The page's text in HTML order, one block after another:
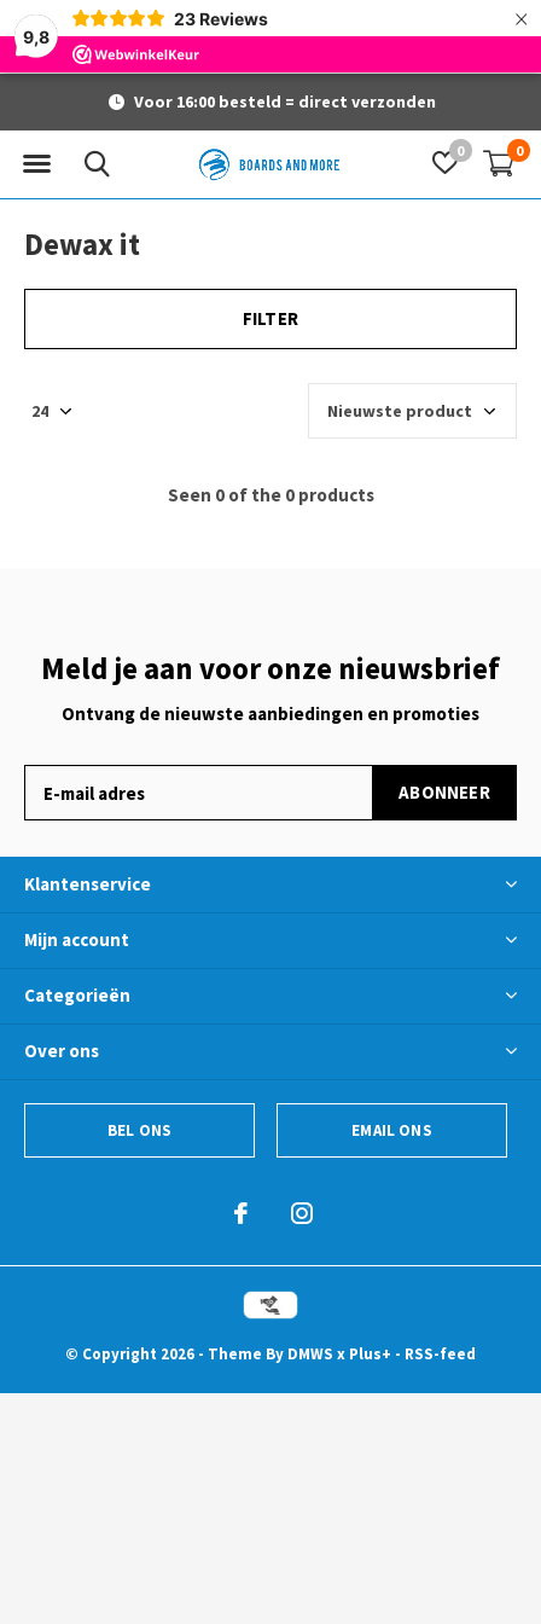
9,8
23 Reviews ×
0 0
Voor 16:00 besteld = direct verzonden
Dewax it
FILTER
Seen 0 of the 0 products
Meld je aan voor onze nieuwsbrief
Ontvang de nieuwste aanbiedingen en promoties
ABONNEER
Klantenservice
Mijn account
Categorieën
Over ons
BEL ONS EMAIL ONS
© Copyright 2026 - Theme By DMWS x Plus+ - RSS-feed